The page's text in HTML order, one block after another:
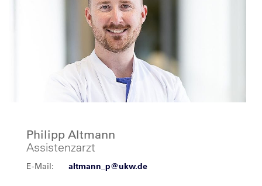
Philipp Altmann
Assistenzarzt
E-Mail: altmann_p@ukw.de